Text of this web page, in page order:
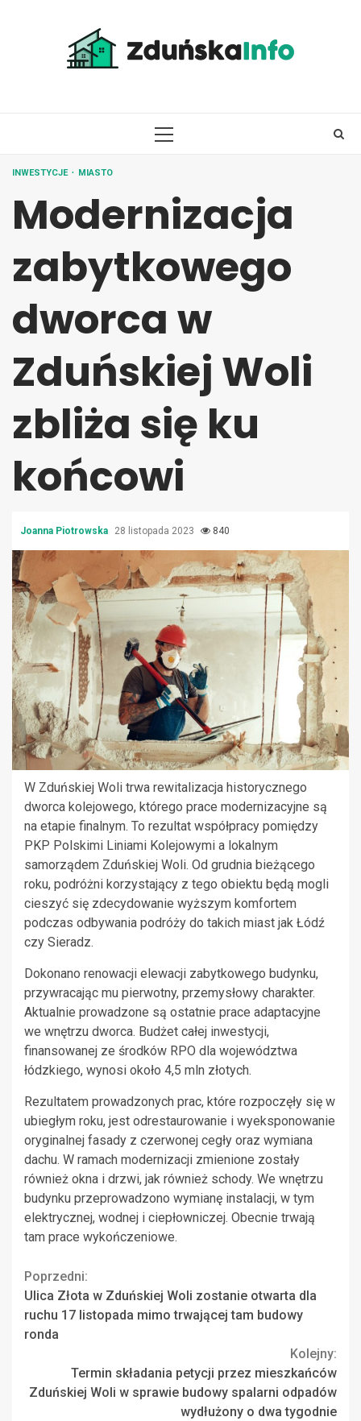
PRIMARY
INWESTYCJE MIASTO
Modernizacja
zabytkowego
dworca w
Zduńskiej Woli
zbliża się ku
końcowi
Joanna Piotrowska 28 listopada 2023 840
W Zduńskiej Woli trwa rewitalizacja historycznego
dworca kolejowego, którego prace modernizacyjne są
na etapie finalnym. To rezultat współpracy pomiędzy
PKP Polskimi Liniami Kolejowymi a lokalnym
samorządem Zduńskiej Woli. Od grudnia bieżącego
roku, podróżni korzystający z tego obiektu będą mogli
cieszyć się zdecydowanie wyższym komfortem
podczas odbywania podróży do takich miast jak Łódź
czy Sieradz.
Dokonano renowacji elewacji zabytkowego budynku,
przywracając mu pierwotny, przemysłowy charakter.
Aktualnie prowadzone są ostatnie prace adaptacyjne
we wnętrzu dworca. Budżet całej inwestycji,
finansowanej ze środków RPO dla województwa
łódzkiego, wynosi około 4,5 mln złotych.
Rezultatem prowadzonych prac, które rozpoczęły się w
ubiegłym roku, jest odrestaurowanie i wyeksponowanie
oryginalnej fasady z czerwonej cegły oraz wymiana
dachu. W ramach modernizacji zmienione zostały
również okna i drzwi, jak również schody. We wnętrzu
budynku przeprowadzono wymianę instalacji, w tym
elektrycznej, wodnej i ciepłowniczej. Obecnie trwają
tam prace wykończeniowe.
Continue
Reading
Poprzedni:
Ulica Złota w Zduńskiej Woli zostanie otwarta dla
ruchu 17 listopada mimo trwającej tam budowy
ronda
Kolejny:
Termin składania petycji przez mieszkańców
Zduńskiej Woli w sprawie budowy spalarni odpadów
wydłużony o dwa tygodnie